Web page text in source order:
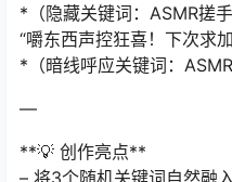
*（隐藏关键词：ASMR搓
“嚼东西声控狂喜！下次求
*（暗线呼应关键词：
—
**💡 创作亮点**